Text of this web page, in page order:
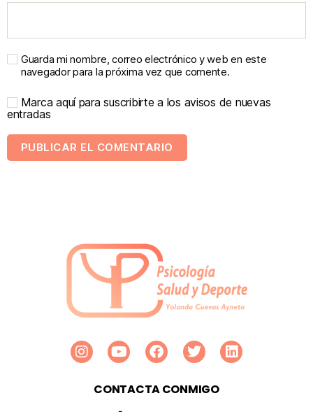
Guarda mi nombre, correo electrónico y web en este
navegador para la próxima vez que comente.
Marca aquí para suscribirte a los avisos de nuevas
entradas
CONTACTA CONMIGO